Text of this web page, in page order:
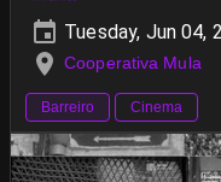
Tuesday, Jun 04,
Cooperativa Mula
Barreiro Cinema